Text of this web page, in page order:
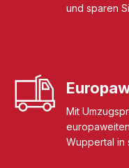
und sparen
Mit
Wuppertal in